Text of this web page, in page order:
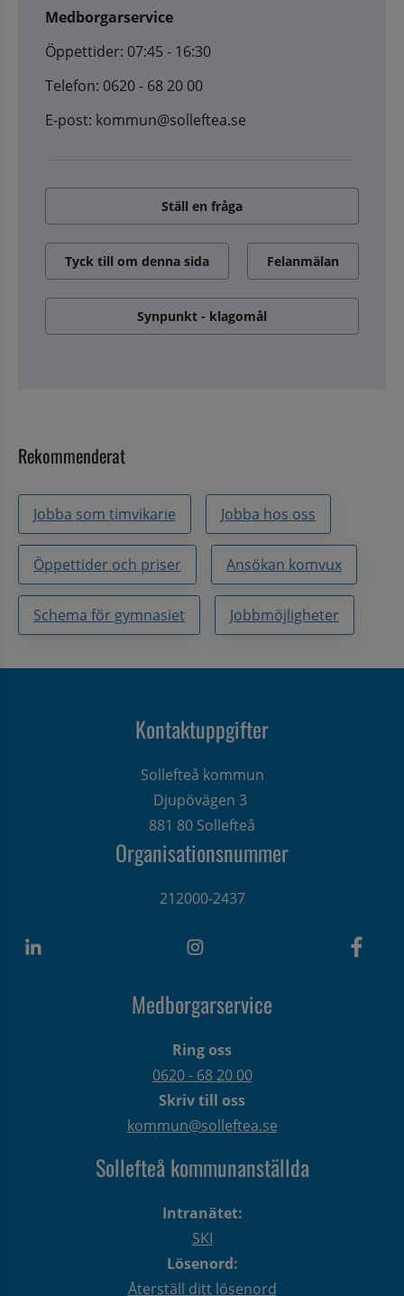
Medborgarservice
Öppettider: 07:45 - 16:30
Telefon: 0620 - 68 20 00
E-post: kommun@solleftea.se
Ställ en fråga
Tyck till om denna sida Felanmälan
Synpunkt - klagomål
Rekommenderat
Jobba som timvikarie Jobba hos oss
Öppettider och priser Ansökan komvux
Schema för gymnasiet Jobbmöjligheter
Kontaktuppgifter
Sollefteå kommun
Djupövägen 3
881 80 Sollefteå
Organisationsnummer
212000-2437
Medborgarservice
Ring oss
0620 - 68 20 00
Skriv till oss
kommun@solleftea.se
Sollefteå kommunanställda
Intranätet:
SKI
Lösenord:
Återställ ditt lösenord